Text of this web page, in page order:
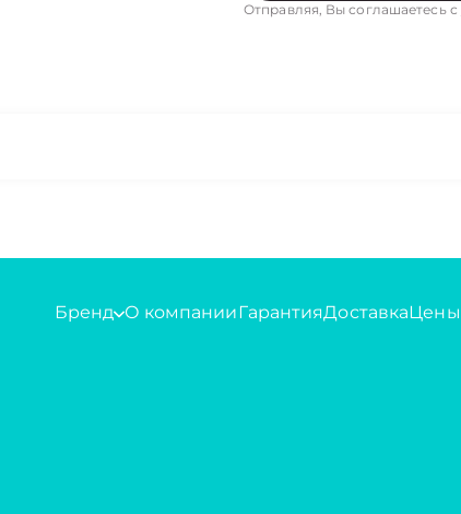
Отправляя, Вы соглашаетесь с
Бренд О компанииГарантияДоставкаЦены